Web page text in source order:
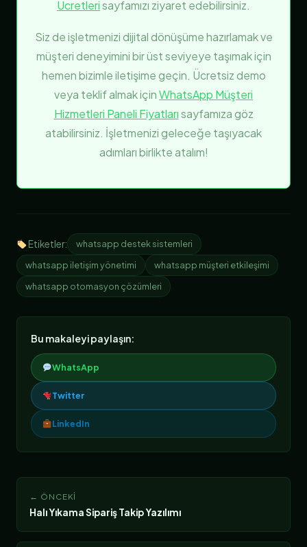
Ücretlerisayfamızı ziyaret edebilirsiniz.
Siz de işletmenizi dijital dönüşüme hazırlamak ve
müşteri deneyimini bir üst seviyeye taşımak için
hemen bizimle iletişime geçin. Ücretsiz demo
veya teklif almak içinWhatsApp Müşteri
Hizmetleri Paneli Fiyatlarısayfamıza göz
atabilirsiniz. İşletmenizi geleceğe taşıyacak
adımları birlikte atalım!
Etiketler:
whatsapp destek sistemleri
whatsapp iletişim yönetimi
whatsapp müşteri etkileşimi
whatsapp otomasyon çözümleri
Bu makaleyi paylaşın:
WhatsApp
Twitter
LinkedIn
← ÖNCEKI
Halı Yıkama Sipariş Takip Yazılımı